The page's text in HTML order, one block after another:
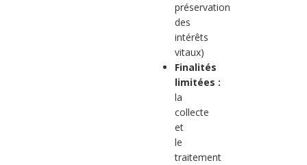
préservation
des
intérêts
vitaux)
Finalités
limitées :
la
collecte
et
le
traitement